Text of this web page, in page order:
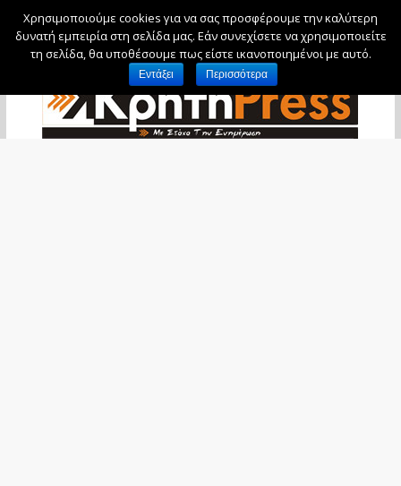
Πέμπτη, 6 Αυγούστου, 2026
Χρησιμοποιούμε cookies για να σας προσφέρουμε την καλύτερη
δυνατή εμπειρία στη σελίδα μας. Εάν συνεχίσετε να χρησιμοποιείτε
τη σελίδα, θα υποθέσουμε πως είστε ικανοποιημένοι με αυτό.
Εντάξει Περισσότερα